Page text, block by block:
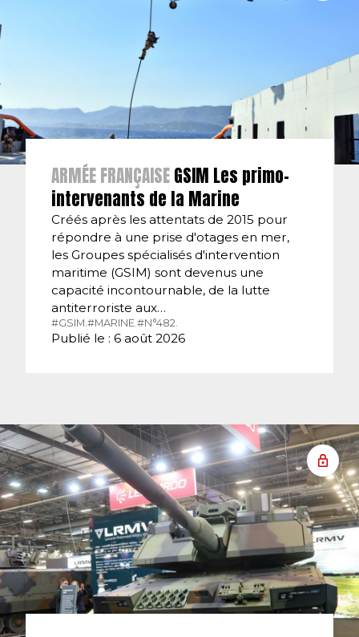
ARMÉE FRANÇAISEGSIM Les primo-
intervenants de la Marine
Créés après les attentats de 2015 pour
répondre à une prise d'otages en mer,
les Groupes spécialisés d'intervention
maritime (GSIM) sont devenus une
capacité incontournable, de la lutte
antiterroriste aux…
#GSIM. #MARINE. #N°482.
Publié le : 6 août 2026